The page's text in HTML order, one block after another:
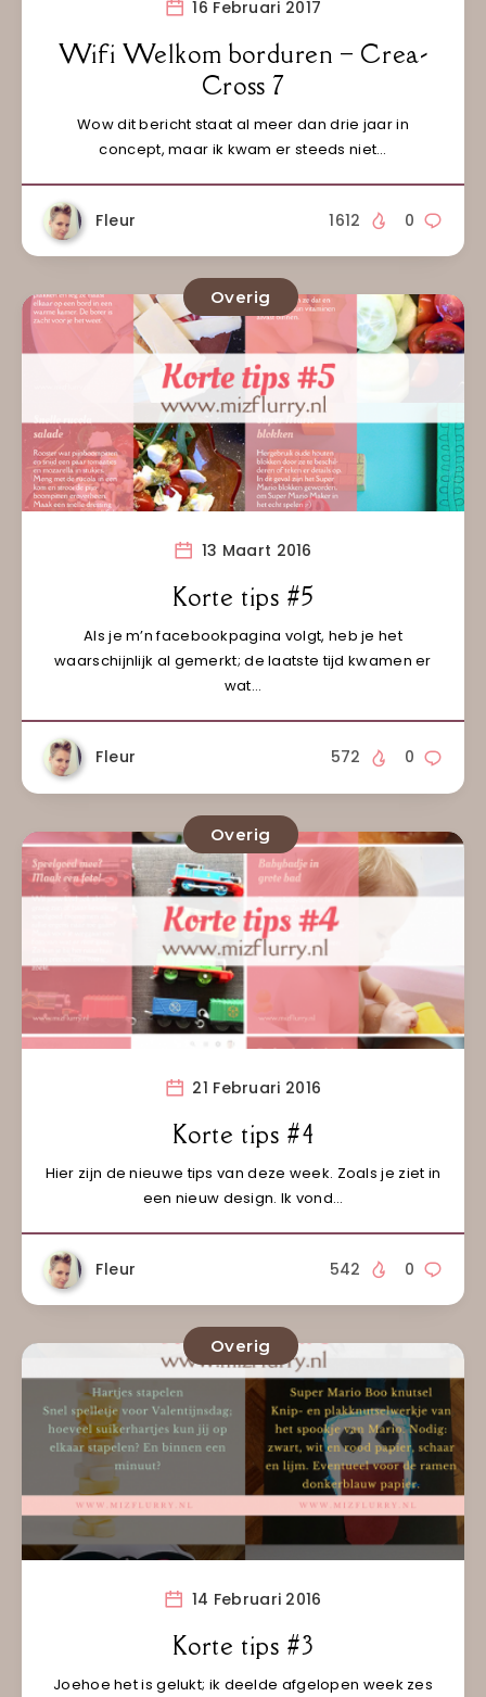
16 Februari 2017
Wifi Welkom borduren – Crea-
Cross 7
Wow dit bericht staat al meer dan drie jaar in
concept, maar ik kwam er steeds niet…
Fleur 0
1612
Overig
13 Maart 2016
Korte tips #5
Als je m’n facebookpagina volgt, heb je het
waarschijnlijk al gemerkt; de laatste tijd kwamen er
wat…
Fleur 0
572
Overig
21 Februari 2016
Korte tips #4
Hier zijn de nieuwe tips van deze week. Zoals je ziet in
een nieuw design. Ik vond…
Fleur 0
542
Overig
14 Februari 2016
Korte tips #3
Joehoe het is gelukt; ik deelde afgelopen week zes